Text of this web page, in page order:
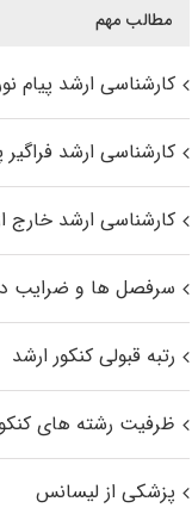
مطالب مهم
کارشناسی ارشد پیام
کارشناسی ارشد فراگیر
کارشناسی ارشد خارج
سرفصل ها و ضرایب
رتبه قبولی کنکور ارشد
ظرفیت رشته های
پزشکی از لیسانس